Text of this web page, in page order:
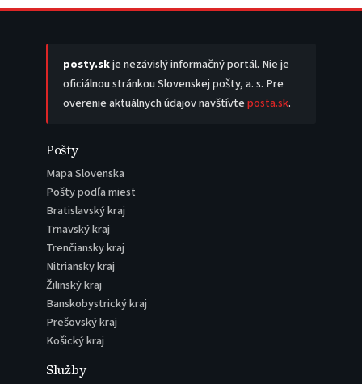
posty.skje nezávislý informačný portál. Nie je
oficiálnou stránkou Slovenskej pošty, a. s. Pre
overenie aktuálnych údajov navštívteposta.sk.
Pošty
Mapa Slovenska
Pošty podľa miest
Bratislavský kraj
Trnavský kraj
Trenčiansky kraj
Nitriansky kraj
Žilinský kraj
Banskobystrický kraj
Prešovský kraj
Košický kraj
Služby